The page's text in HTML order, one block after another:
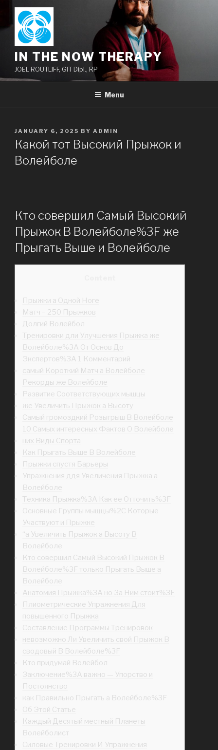
content
IN THE NOW THERAPY
JOEL ROUTLIFF, GIT Dipl., RP
Menu
POSTED
ON
JANUARY 6, 2025 BY ADMIN
Какой тот Высокий Прыжок и
Волейболе
Кто совершил Самый Высокий
Прыжок В Волейболе%3F же
Прыгать Выше и Волейболе
Прыжки а Одной Ноге
Матч – 250 Прыжков
Долгий Волейбол
Тренировки дли Улучшения Прыжка же
Волейболе%3A От Основ До
Экспертов%3A 1 Комментарий
самый Короткий Матч а Волейболе
Рекорды же Волейболе
Развитие Соответствующих мышцы
же Увеличить Прыжок а Высоту
Самый громоздкий Розыгрыш В Волейболе
10 Самых интересных Фактов О Волейболе
них Виды Спорта
Как Прыгать Выше В Волейболе
Прыжки спустя Барьеры
Упражнения ддя Увеличения Прыжка а
Волейболе
Техника Прыжка%3A Как ее Отточить%3F
Основные Группы мыщцы%2C Которые
Участвуют и Прыжке
“а Увеличить Прыжок а Высоту В
Волейболе
Кто совершил Самый Высокий Прыжок В
Волейболе%3F только Прыгать Выше а
Волейболе
Анатомия Прыжка%3A но За Ним стоит%3F
Плиометрические Упражнения Для
повышенного Прыжка
Составление Программы Тренировок
невозможно Ли Увеличить свой Прыжок В
сводовый В Волейболе%3F
Кто придумай Волейбол
Заключение%3A важно — Упорство и
Постоянство
как Правильно Прыгать а Волейболе%3F
Об Этой Статье
Каждый Десятый местный Планеты
Волейболист
Силовые Тренировки И Упражнения